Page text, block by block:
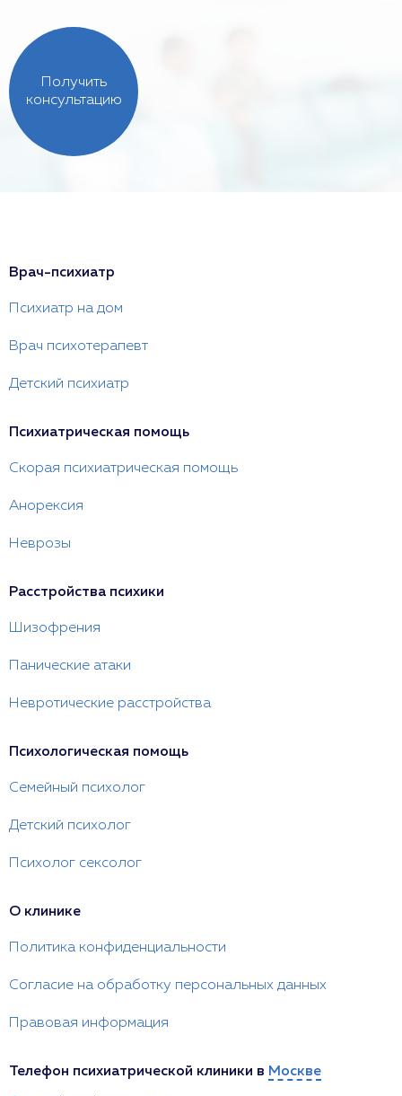
Получить
консультацию
Врач-психиатр
Психиатр на дом
Врач психотерапевт
Детский психиатр
Психиатрическая помощь
Скорая психиатрическая помощь
Анорексия
Неврозы
Расстройства психики
Шизофрения
Панические атаки
Невротические расстройства
Психологическая помощь
Семейный психолог
Детский психолог
Психолог сексолог
О клинике
Политика конфиденциальности
Согласие на обработку персональных данных
Правовая информация
Телефон психиатрической клиники в Москве